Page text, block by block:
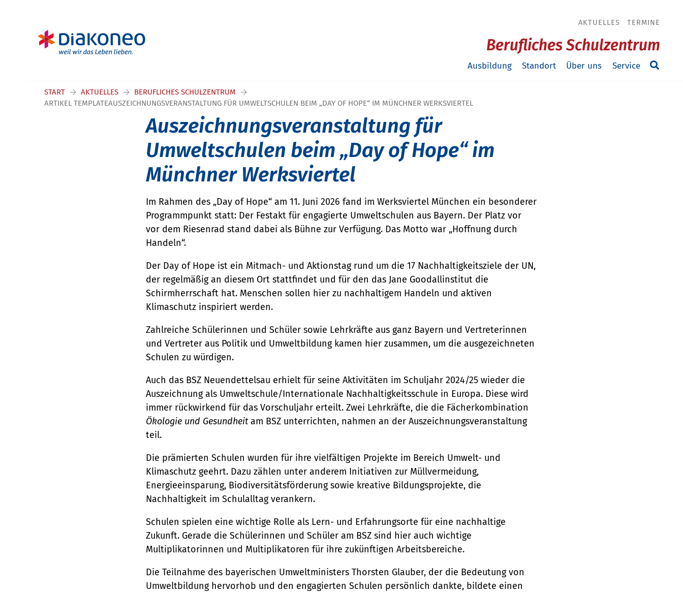
AKTUELLES TERMINE
Berufliches Schulzentrum
Ausbildung Standort Über uns Service
START AKTUELLES
BERUFLICHES SCHULZENTRUM
ARTIKEL TEMPLATEAUSZEICHNUNGSVERANSTALTUNG FÜR UMWELTSCHULEN BEIM „DAY OF HOPE“ IM MÜNCHNER WERKSVIERTEL
Auszeichnungsveranstaltung für
Umweltschulen beim „Day of Hope“ im
Münchner Werksviertel
Im Rahmen des „Day of Hope“ am 11. Juni 2026 fand im Werksviertel München ein besonderer
Programmpunkt statt: Der Festakt für engagierte Umweltschulen aus Bayern. Der Platz vor
vor dem Riesenrad stand dabei als Bühne zur Verfügung. Das Motto war „Hoffnung durch
Handeln“.
Der Day of Hope ist ein Mitmach- und Aktionstag rund um die 17 Nachhaltigkeitsziele der UN,
der regelmäßig an diesem Ort stattfindet und für den das Jane Goodallinstitut die
Schirmherrschaft hat. Menschen sollen hier zu nachhaltigem Handeln und aktiven
Klimaschutz inspiriert werden.
Zahlreiche Schülerinnen und Schüler sowie Lehrkräfte aus ganz Bayern und Vertreterinnen
und Vertreter aus Politik und Umweltbildung kamen hier zusammen, um die ausgezeichneten
Schulen zu würdigen.
Auch das BSZ Neuendettelsau erhielt für seine Aktivitäten im Schuljahr 2024/25 wieder die
Auszeichnung als Umweltschule/Internationale Nachhaltigkeitsschule in Europa. Diese wird
immer rückwirkend für das Vorschuljahr erteilt. Zwei Lehrkräfte, die die Fächerkombination
Ökologie und Gesundheitam BSZ unterrichten, nahmen an der Auszeichnungsveranstaltung
teil.
Die prämierten Schulen wurden für ihre vielfältigen Projekte im Bereich Umwelt- und
Klimaschutz geehrt. Dazu zählen unter anderem Initiativen zur Müllvermeidung,
Energieeinsparung, Biodiversitätsförderung sowie kreative Bildungsprojekte, die
Nachhaltigkeit im Schulalltag verankern.
Schulen spielen eine wichtige Rolle als Lern- und Erfahrungsorte für eine nachhaltige
Zukunft. Gerade die Schülerinnen und Schüler am BSZ sind hier auch wichtige
Multiplikatorinnen und Multiplikatoren für ihre zukünftigen Arbeitsbereiche.
Die Teilnahme des bayerischen Umweltministers Thorsten Glauber, der die Bedeutung von
Umweltbildung hervorhob und den engagierten Schulen persönlich dankte, bildete einen